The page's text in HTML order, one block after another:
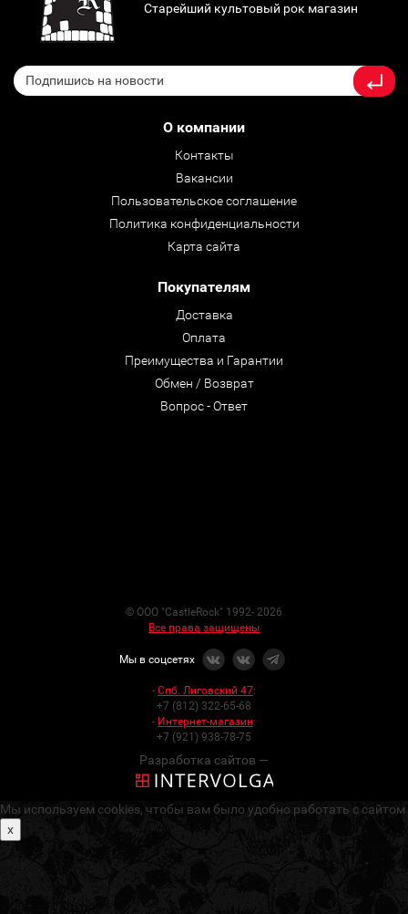
Старейший культовый рок магазин
О компании
Контакты
Вакансии
Пользовательское соглашение
Политика конфиденциальности
Карта сайта
Покупателям
Доставка
Оплата
Преимущества и Гарантии
Обмен / Возврат
Вопрос - Ответ
© ООО "CastleRock" 1992- 2026
Все права защищены
Мы в соцсетях
- Спб. Лиговский 47:
+7 (812) 322-65-68
- Интернет-магазин:
+7 (921) 938-78-75
Разработка сайтов —
Мы используем cookies, чтобы вам было удобно работать с сайтом
x